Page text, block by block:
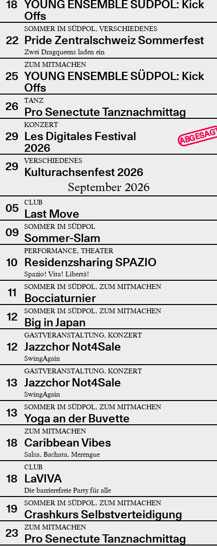
18 YOUNG ENSEMBLE SÜDPOL: Kick
Offs
22
SOMMER IM SÜDPOL, VERSCHIEDENES
Pride Zentralschweiz Sommerfest
Zwei Dragqueens laden ein
25
ZUM MITMACHEN
YOUNG ENSEMBLE SÜDPOL: Kick
Offs
26
TANZ
Pro Senectute Tanznachmittag
29
KONZERT
Les Digitales Festival
2026
29 VERSCHIEDENES
Kulturachsenfest 2026
September 2026
05 CLUB
Last Move
09
SOMMER IM SÜDPOL
Sommer-Slam
10
PERFORMANCE, THEATER
Residenzsharing SPAZIO
Spazio! Vita! Libertà!
11 SOMMER IM SÜDPOL, ZUM MITMACHEN
Bocciaturnier
12
SOMMER IM SÜDPOL, ZUM MITMACHEN
Big in Japan
12
GASTVERANSTALTUNG, KONZERT
Jazzchor Not4Sale
SwingAgain
13
GASTVERANSTALTUNG, KONZERT
Jazzchor Not4Sale
SwingAgain
13 SOMMER IM SÜDPOL, ZUM MITMACHEN
Yoga an der Buvette
18
ZUM MITMACHEN
Caribbean Vibes
Salsa, Bachata, Merengue
18
CLUB
LaVIVA
Die barrierefreie Party für alle
19 SOMMER IM SÜDPOL, ZUM MITMACHEN
Crashkurs Selbstverteidigung
23
ZUM MITMACHEN
Pro Senectute Tanznachmittag